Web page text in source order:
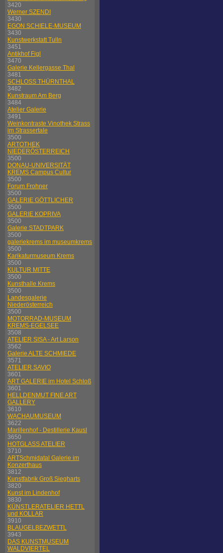
3420
Werner SZENDI
3430
EGON SCHIELE-MUSEUM
3430
Kunstwerkstatt Tulln
3451
Antikhof Figl
3470
Galerie Kellergasse Thal
3481
SCHLOSS THÜRNTHAL
3482
Kunstraum Am Berg
3484
Atelier Galerie
3491
Weinkontraste Vinothek Strass
im Strassertale
3500
ARTOTHEK
NIEDERÖSTERREICH
3500
DONAU-UNIVERSITÄT
KREMS Campus Cultur
3500
Forum Frohner
3500
GALERIE GÖTTLICHER
3500
GALERIE KOPRIVA
3500
Galerie STADTPARK
3500
galeriekrems im museumkrems
3500
Karikaturmuseum Krems
3500
KULTUR MITTE
3500
Kunsthalle Krems
3500
Landesgalerie
Niederösterreich
3500
MOTORRAD-MUSEUM
KREMS-EGELSEE
3508
ATELIER SISA - Art Larson
3562
Galerie ALTE SCHMIEDE
3571
ATELIER SAVIO
3601
ART GALERIE im Hotel Schloß
3601
HELLDENMUT FINE ART
GALLERY
3610
WACHAUMUSEUM
3622
Marillenhof - Destillerie Kausl
3650
HOTGLASS ATELIER
3710
ARTSchmidatal Galerie im
Konzerthaus
3812
Kunstfabrik Groß Siegharts
3820
Kunst im Lindenhof
3830
KÜNSTLERATELIER HETTL
und KOLLAR
3910
BLAUGELBEZWETTL
3943
DAS KUNSTMUSEUM
WALDVIERTEL